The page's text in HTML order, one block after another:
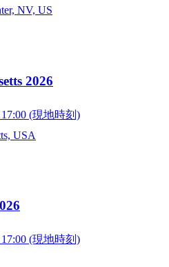
NV, US
2026
(現地時刻)
USA
(現地時刻)